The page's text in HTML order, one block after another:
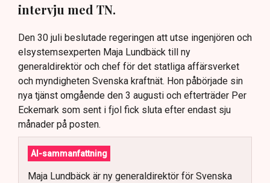
intervju med TN.
Den 30 juli beslutade regeringen att utse ingenjören och
elsystemsexperten Maja Lundbäck till ny
generaldirektör och chef för det statliga affärsverket
och myndigheten Svenska kraftnät. Hon påbörjade sin
nya tjänst omgående den 3 augusti och efterträder Per
Eckemark som sent i fjol fick sluta efter endast sju
månader på posten.
AI-sammanfattning
Maja Lundbäck är ny generaldirektör för Svenska